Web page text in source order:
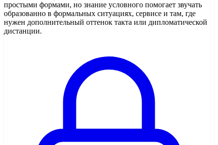
простыми формами, но знание условного помогает звучать
образованно в формальных ситуациях, сервисе и там, где
нужен дополнительный оттенок такта или дипломатической
дистанции.